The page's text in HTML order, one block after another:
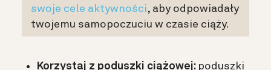
swoje cele aktywności, aby odpowiadały
twojemu samopoczuciu w czasie ciąży.
Korzystaj z poduszki ciążowej: poduszki